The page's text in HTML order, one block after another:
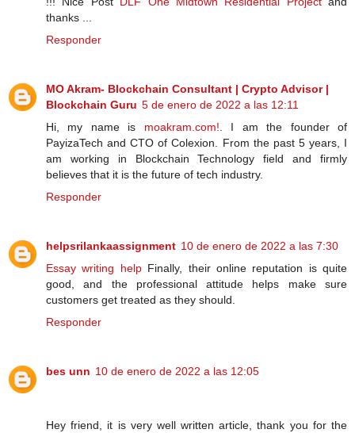
thanks ...
Responder
MO Akram- Blockchain Consultant | Crypto Advisor |
Blockchain Guru 5 de enero de 2022 a las 12:11
Hi, my name is moakram.com! . I am the founder of
PayizaTech and CTO of Colexion. From the past 5 years, I
am working in Blockchain Technology field and firmly
believes that it is the future of tech industry.
Responder
helpsrilankaassignment 10 de enero de 2022 a las 7:30
Essay writing helpFinally, their online reputation is quite
good, and the professional attitude helps make sure
customers get treated as they should.
Responder
bes unn 10 de enero de 2022 a las 12:05
Hey friend, it is very well written article, thank you for the